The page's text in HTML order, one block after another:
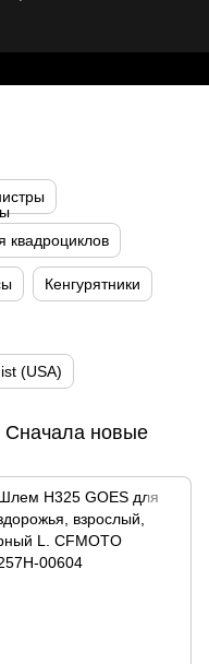
квадроциклов
Кенгурятники
(USA)
Сначала новые